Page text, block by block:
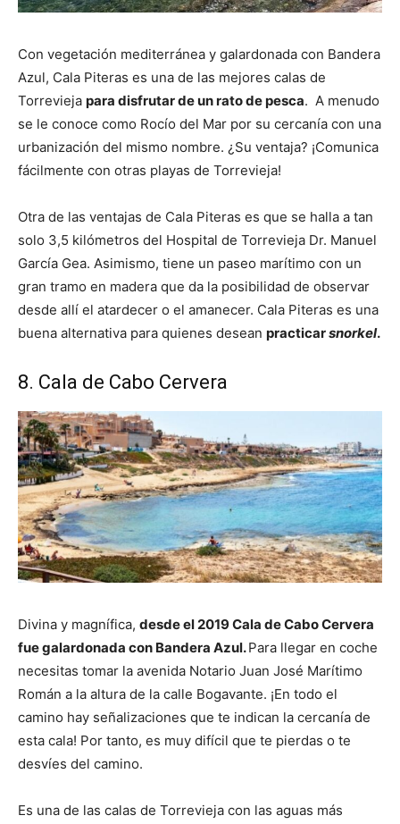
Con vegetación mediterránea y galardonada con Bandera
Azul, Cala Piteras es una de las mejores calas de
Torrevieja para disfrutar de un rato de pesca. A menudo
se le conoce como Rocío del Mar por su cercanía con una
urbanización del mismo nombre. ¿Su ventaja? ¡Comunica
fácilmente con otras playas de Torrevieja!
Otra de las ventajas de Cala Piteras es que se halla a tan
solo 3,5 kilómetros del Hospital de Torrevieja Dr. Manuel
García Gea. Asimismo, tiene un paseo marítimo con un
gran tramo en madera que da la posibilidad de observar
desde allí el atardecer o el amanecer. Cala Piteras es una
buena alternativa para quienes desean practicarsnorkel.
8. Cala de Cabo Cervera
Divina y magnífica, desde el 2019 Cala de Cabo Cervera
fue galardonada con Bandera Azul.Para llegar en coche
necesitas tomar la avenida Notario Juan José Marítimo
Román a la altura de la calle Bogavante. ¡En todo el
camino hay señalizaciones que te indican la cercanía de
esta cala! Por tanto, es muy difícil que te pierdas o te
desvíes del camino.
Es una de las calas de Torrevieja con las aguas más